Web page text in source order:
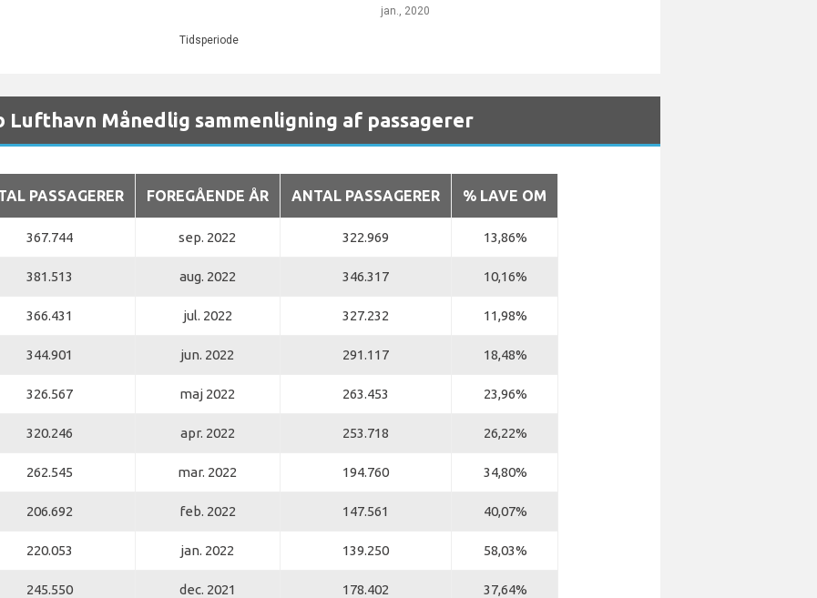
jan., 2020
Tidsperiode
Lufthavn Månedlig sammenligning af passagerer
PASSAGERER FOREGÅENDE ÅR ANTAL PASSAGERER % LAVE OM
367.744 sep. 2022 322.969 13,86%
381.513 aug. 2022 346.317 10,16%
366.431 jul. 2022 327.232 11,98%
344.901 jun. 2022 291.117 18,48%
326.567 maj 2022 263.453 23,96%
320.246 apr. 2022 253.718 26,22%
262.545 mar. 2022 194.760 34,80%
206.692 feb. 2022 147.561 40,07%
220.053 jan. 2022 139.250 58,03%
245.550 dec. 2021 178.402 37,64%